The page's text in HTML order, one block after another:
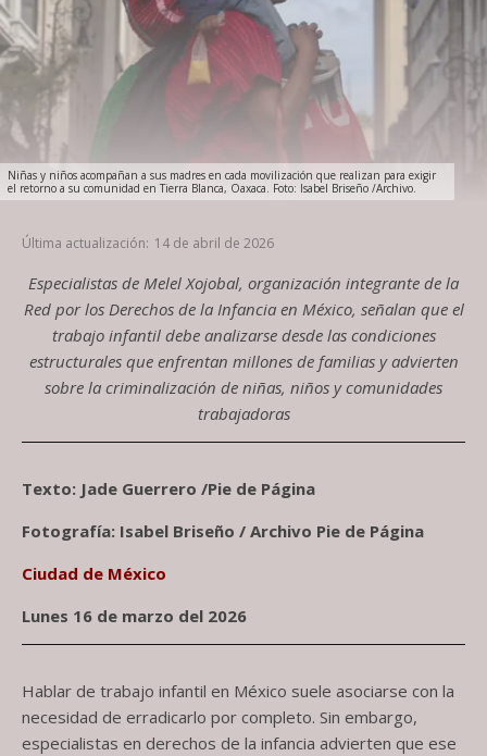
Niñas y niños acompañan a sus madres en cada movilización que realizan para exigir
el retorno a su comunidad en Tierra Blanca, Oaxaca. Foto: Isabel Briseño /Archivo.
Última actualización: 14 de abril de 2026
Especialistas de Melel Xojobal, organización integrante de la
Red por los Derechos de la Infancia en México, señalan que el
trabajo infantil debe analizarse desde las condiciones
estructurales que enfrentan millones de familias y advierten
sobre la criminalización de niñas, niños y comunidades
trabajadoras
Texto: Jade Guerrero /Pie de Página
Fotografía: Isabel Briseño / Archivo Pie de Página
Ciudad de México
Lunes 16 de marzo del 2026
Hablar de trabajo infantil en México suele asociarse con la
necesidad de erradicarlo por completo. Sin embargo,
especialistas en derechos de la infancia advierten que ese